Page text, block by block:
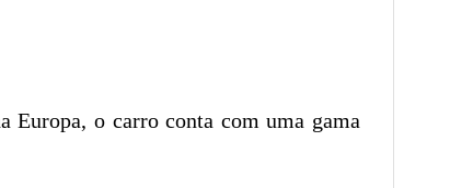
Europa, o carro conta com uma gama